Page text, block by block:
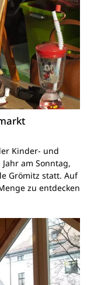
Kinder- und
am Sonntag,
Grömitz statt. Auf
zu entdecken